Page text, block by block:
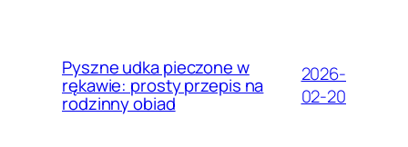
Pyszne udka pieczone w
rękawie: prosty przepis na
rodzinny obiad
2026-
02-20